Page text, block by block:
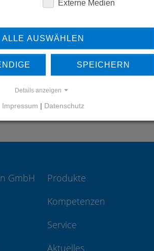
REFERENZEN
REFERENZEN
GmbH
Produkte
Kompetenzen
Service
Aktuelles
Externe Medien
ALLE AUSWÄHLEN
SPEICHERN
Details anzeigen
Impressum | Datenschutz